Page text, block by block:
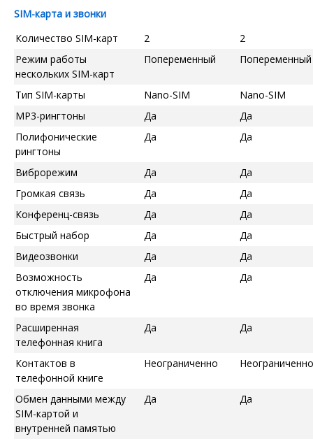
SIM-карта и звонки
Количество SIM-карт
2
2
Режим работы
нескольких SIM-карт
Попеременный Попеременный
Тип SIM-карты Nano-SIM
Nano-SIM
MP3-рингтоны
Да
Да
Полифонические
рингтоны
Да Да
Виброрежим Да
Да
Громкая связь
Да
Да
Конференц-связь
Да
Да
Быстрый набор
Да
Да
Видеозвонки
Да
Да
Возможность
отключения микрофона
во время звонка
Да Да
Расширенная
телефонная книга
Да Да
Контактов в
телефонной книге
Неограниченно Неограниченно
Обмен данными между
SIM-картой и
внутренней памятью
Да Да